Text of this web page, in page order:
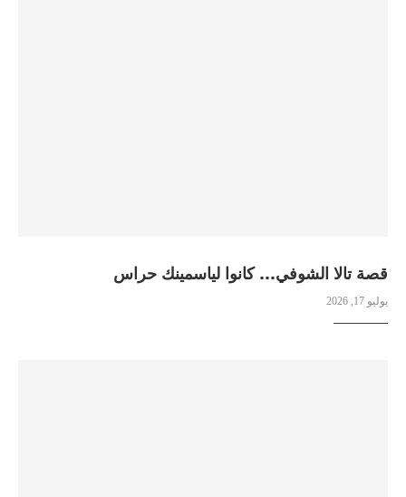
قصة تالا الشوفي… كانوا لياسمينك حراس
يوليو 17, 2026